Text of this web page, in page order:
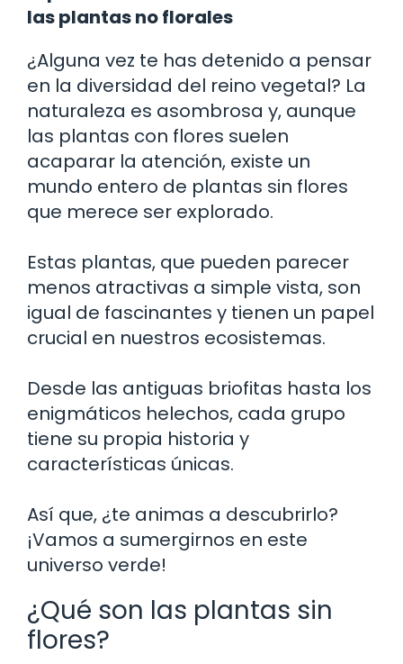
las plantas no florales
¿Alguna vez te has detenido a pensar
en la diversidad del reino vegetal? La
naturaleza es asombrosa y, aunque
las plantas con flores suelen
acaparar la atención, existe un
mundo entero de plantas sin flores
que merece ser explorado.
Estas plantas, que pueden parecer
menos atractivas a simple vista, son
igual de fascinantes y tienen un papel
crucial en nuestros ecosistemas.
Desde las antiguas briofitas hasta los
enigmáticos helechos, cada grupo
tiene su propia historia y
características únicas.
Así que, ¿te animas a descubrirlo?
¡Vamos a sumergirnos en este
universo verde!
¿Qué son las plantas sin
flores?